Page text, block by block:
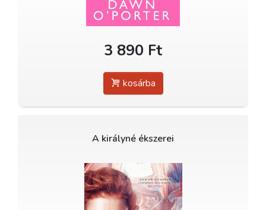
3 890 Ft
kosárba
A királyné ékszerei